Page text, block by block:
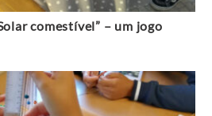
comestível” – um jogo